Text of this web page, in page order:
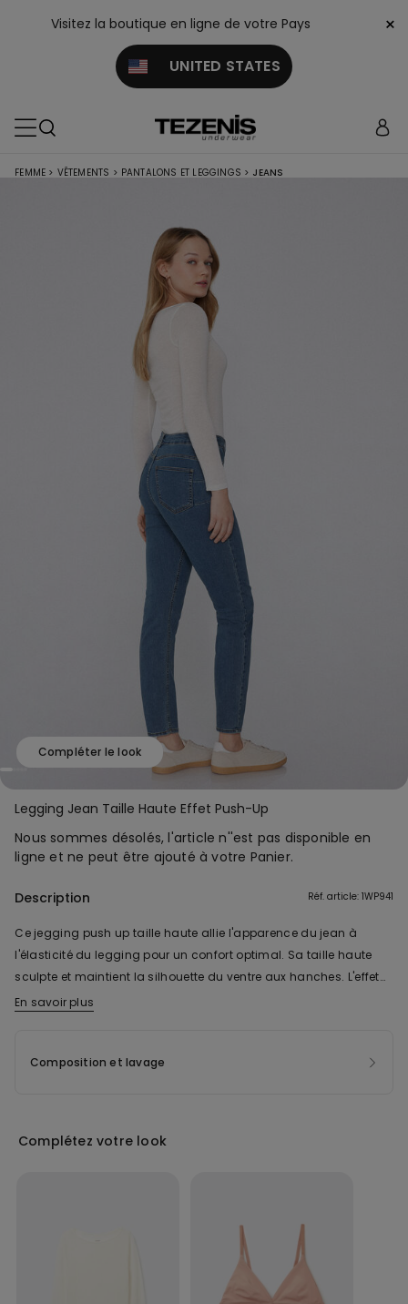
Visitez la boutique en ligne de votre Pays
UNITED STATES
×
FEMME > VÊTEMENTS > PANTALONS ET LEGGINGS > JEANS
Compléter le look
Legging Jean Taille Haute Effet Push-Up
Nous sommes désolés, l'article n''est pas disponible en
ligne et ne peut être ajouté à votre Panier.
Description Réf. article: 1WP941
Ce jegging push up taille haute allie l'apparence du jean à
l'élasticité du legging pour un confort optimal. Sa taille haute
sculpte et maintient la silhouette du ventre aux hanches. L'effet
push-up intégré rehausse et galbe naturellement les fessiers
jambes sans comprimer, créant une silhouette longiligne et
un maintien sécurisé tandis que ses passants de ceinture
porte aussi bien au quotidien qu'en soirée. Associez-le à un pull
oversize et des baskets pour un look décontracté, ou à une
En savoir plus
Composition et lavage
Complétez votre look